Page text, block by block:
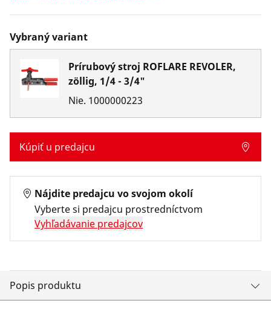
Vybraný variant
Prírubový stroj ROFLARE REVOLER,
zöllig, 1/4 - 3/4"
Nie. 1000000223
Kúpiť u predajcu
Nájdite predajcu vo svojom okolí
Vyberte si predajcu prostredníctvom
Vyhľadávanie predajcov
Popis produktu